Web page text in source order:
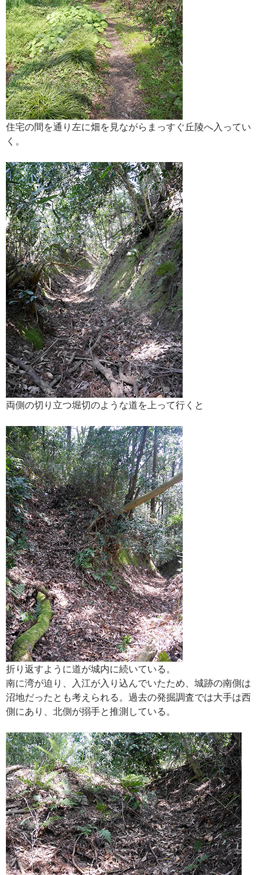
住宅の間を通り左に畑を見ながらまっすぐ丘陵へ入ってい
く。
両側の切り立つ堀切のような道を上って行くと
折り返すように道が城内に続いている。
南に湾が迫り、入江が入り込んでいたため、城跡の南側は
沼地だったとも考えられる。過去の発掘調査では大手は西
側にあり、北側が搦手と推測している。